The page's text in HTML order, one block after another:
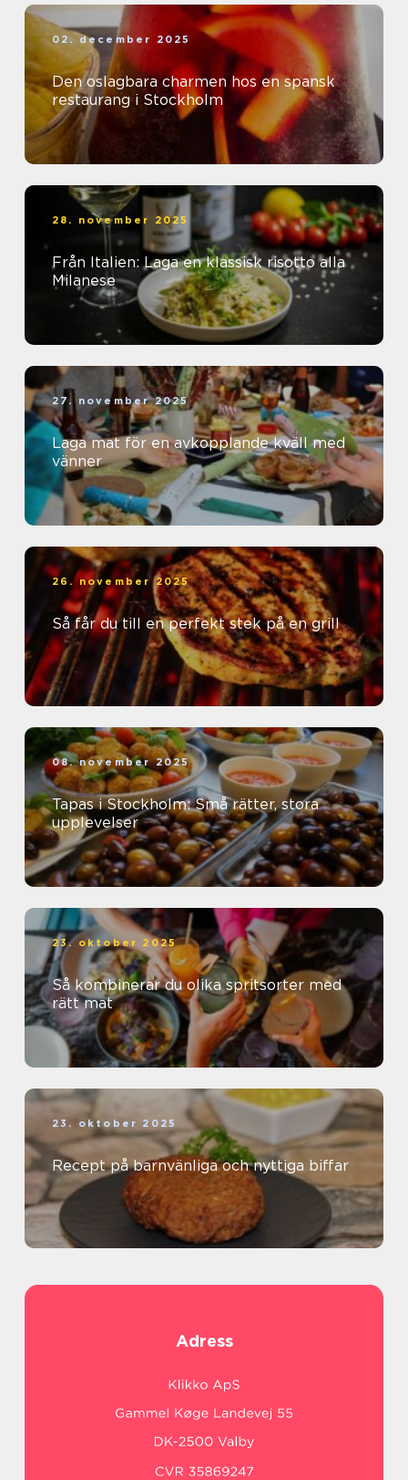
02. december 2025
Den oslagbara charmen hos en spansk
restaurang i Stockholm
28. november 2025
Från Italien: Laga en klassisk risotto alla
Milanese
27. november 2025
Laga mat för en avkopplande kväll med
vänner
26. november 2025
Så får du till en perfekt stek på en grill
08. november 2025
Tapas i Stockholm: Små rätter, stora
upplevelser
23. oktober 2025
Så kombinerar du olika spritsorter med
rätt mat
23. oktober 2025
Recept på barnvänliga och nyttiga biffar
Adress